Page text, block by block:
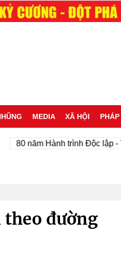
MEDIA XÃ HỘI
năm Hành trình Độc lập - Tự
đường